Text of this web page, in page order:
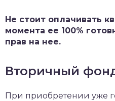
Не стоит оплачивать
момента ее 100%
прав на нее.
Вторичный
При приобретении уже